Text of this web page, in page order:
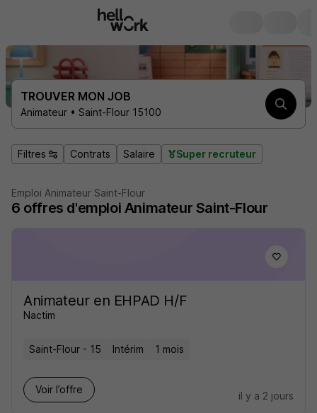
TROUVER MON JOB
Animateur • Saint-Flour 15100
Filtres Contrats Salaire Super recruteur
Emploi Animateur Saint-Flour
6 offres d'emploi Animateur Saint-Flour
Animateur en EHPAD H/F
Nactim
Saint-Flour - 15 Intérim 1 mois
Voir l’offre
il y a 2 jours